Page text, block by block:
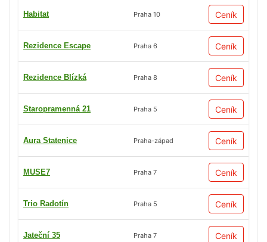
Habitat Praha 10 Ceník
Rezidence Escape Praha 6 Ceník
Rezidence Blízká Praha 8 Ceník
Staropramenná 21 Praha 5 Ceník
Aura Statenice Praha-západ Ceník
MUSE7 Praha 7 Ceník
Trio Radotín Praha 5 Ceník
Jateční 35 Praha 7 Ceník